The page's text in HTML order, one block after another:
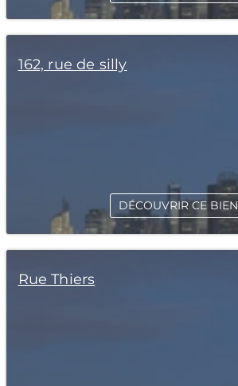
162, rue de silly
DÉCOUVRIR CE BIEN
Rue Thiers